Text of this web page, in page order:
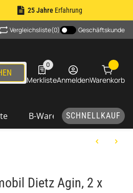
25 JahreErfahrung
Vergleichsliste(0) Geschäftskunde
0
0 Produkte in der Liste
MerklisteAnmeldenWarenkorb
B-Ware SCHNELLKAUF
Dietz Agin, 2 x